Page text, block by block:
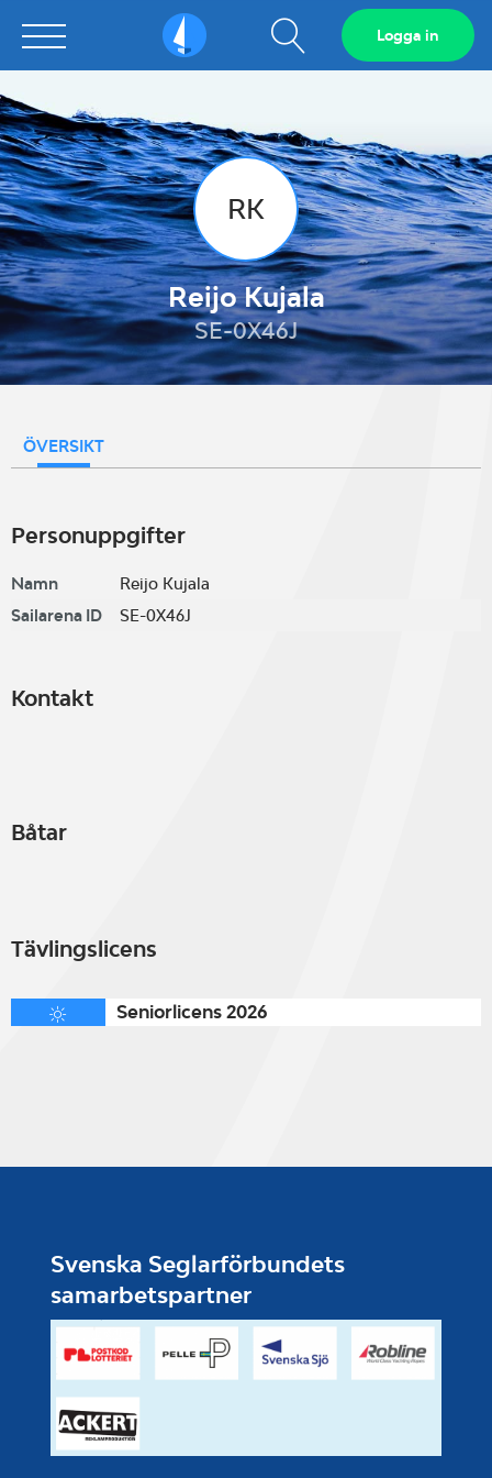
Sailarena Visa
sökfält
Logga in
RK
Reijo Kujala
SE-0X46J
ÖVERSIKT
Personuppgifter
Namn
Reijo Kujala
Sailarena ID
SE-0X46J
Kontakt
Båtar
Tävlingslicens
Seniorlicens 2026
Svenska Seglarförbundets
samarbetspartner